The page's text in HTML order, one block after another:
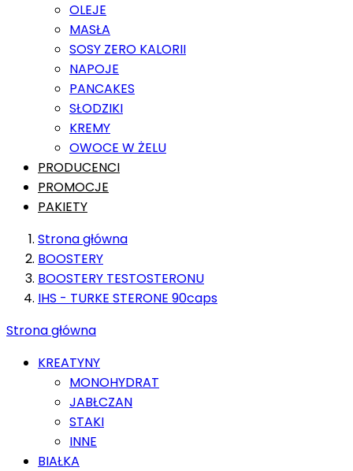
OLEJE
MASŁA
SOSY ZERO KALORII
NAPOJE
PANCAKES
SŁODZIKI
KREMY
OWOCE W ŻELU
PRODUCENCI
PROMOCJE
PAKIETY
Strona główna
BOOSTERY
BOOSTERY TESTOSTERONU
IHS - TURKE STERONE 90caps
Strona główna
KREATYNY
MONOHYDRAT
JABŁCZAN
STAKI
INNE
BIAŁKA